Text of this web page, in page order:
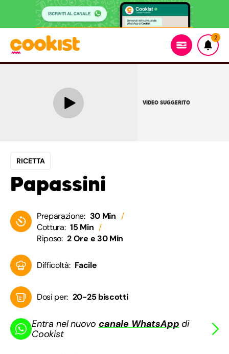
2
VIDEO SUGGERITO
RICETTA
Papassini
Preparazione: 30 Min
Cottura: 15 Min
Riposo: 2 Ore e 30 Min
Difficoltà: Facile
Dosi per: 20-25 biscotti
Entra nel nuovocanale WhatsApp di
Cookist